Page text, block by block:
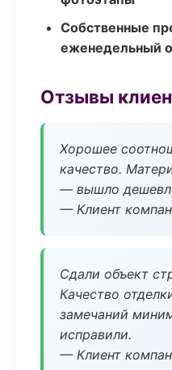
Собственные
еженедельный
Отзывы
Хорошее
качество.
— вышло
— Клиент
Сдали объект
Качество
замечаний
исправили.
— Клиент